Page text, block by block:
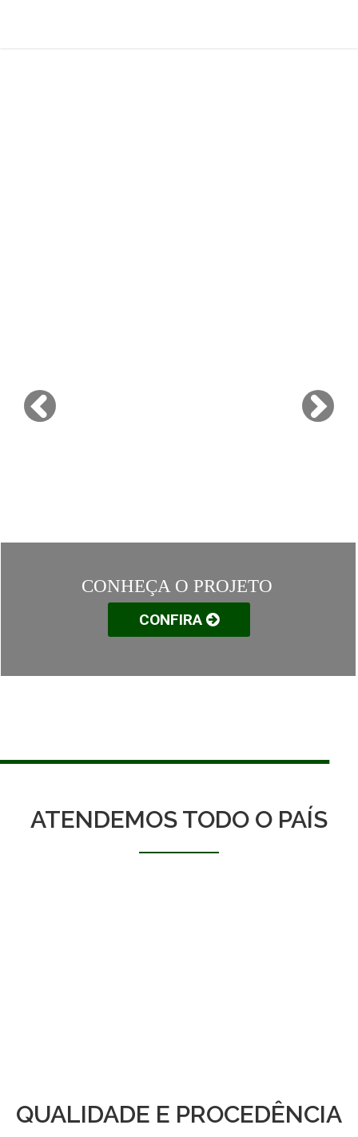
CONHEÇA O PROJETO
CONFIRA
CONHEÇA O PROJETO
CONFIRA
ATENDEMOS TODO O PAÍS
QUALIDADE E PROCEDÊNCIA